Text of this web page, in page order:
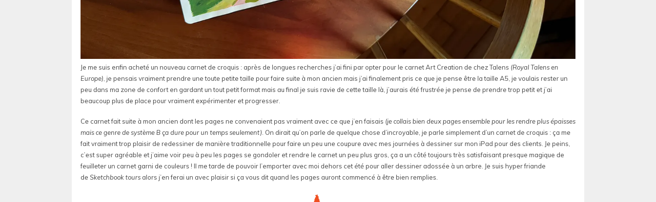
Je me suis enfin acheté un nouveau carnet de croquis : après de longues recherches j’ai fini par opter pour le carnet Art Creation de chez Talens (Royal Talens en
Europe) , je pensais vraiment prendre une toute petite taille pour faire suite à mon ancien mais j’ai finalement pris ce que je pense être la taille A5, je voulais rester un
peu dans ma zone de confort en gardant un tout petit format mais au final je suis ravie de cette taille là, j’aurais été frustrée je pense de prendre trop petit et j’ai
beaucoup plus de place pour vraiment expérimenter et progresser.
Ce carnet fait suite à mon ancien dont les pages ne convenaient pas vraiment avec ce que j’en faisais (je collais bien deux pages ensemble pour les rendre plus épaisses
mais ce genre de système B ça dure pour un temps seulement). On dirait qu’on parle de quelque chose d’incroyable, je parle simplement d’un carnet de croquis : ça me
fait vraiment trop plaisir de redessiner de manière traditionnelle pour faire un peu une coupure avec mes journées à dessiner sur mon iPad pour des clients. Je peins,
c’est super agréable et j’aime voir peu à peu les pages se gondoler et rendre le carnet un peu plus gros, ça a un côté toujours très satisfaisant presque magique de
feuilleter un carnet garni de couleurs ! Il me tarde de pouvoir l’emporter avec moi dehors cet été pour aller dessiner adossée à un arbre. Je suis hyper friande
de Sketchbook tours alors j’en ferai un avec plaisir si ça vous dit quand les pages auront commencé à être bien remplies.